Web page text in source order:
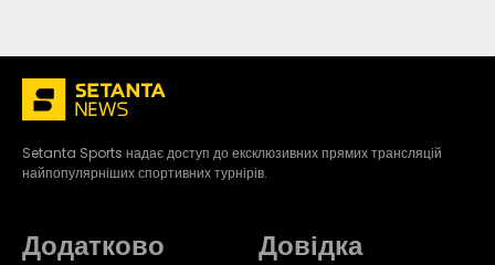
Setanta Sports надає доступ до ексклюзивних прямих трансляцій
найпопулярніших спортивних турнірів.
Додатково Довідка